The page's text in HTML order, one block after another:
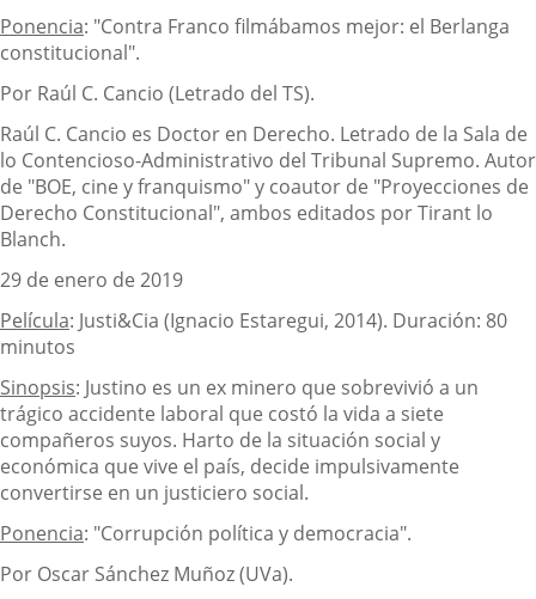
Ponencia: "Contra Franco filmábamos mejor: el Berlanga
constitucional".
Por Raúl C. Cancio (Letrado del TS).
Raúl C. Cancio es Doctor en Derecho. Letrado de la Sala de
lo Contencioso-Administrativo del Tribunal Supremo. Autor
de "BOE, cine y franquismo" y coautor de "Proyecciones de
Derecho Constitucional", ambos editados por Tirant lo
Blanch.
29 de enero de 2019
Película: Justi&Cia (Ignacio Estaregui, 2014). Duración: 80
minutos
Sinopsis: Justino es un ex minero que sobrevivió a un
trágico accidente laboral que costó la vida a siete
compañeros suyos. Harto de la situación social y
económica que vive el país, decide impulsivamente
convertirse en un justiciero social.
Ponencia: "Corrupción política y democracia".
Por Oscar Sánchez Muñoz (UVa).